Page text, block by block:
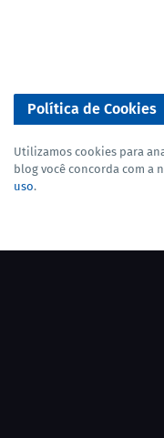
Política de Cookies
Utilizamos cookies para
blog você concorda com a
uso.